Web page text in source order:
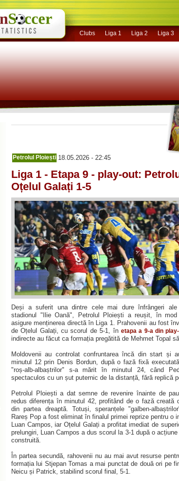
Clubs Liga 1 Liga 2 Liga 3
Petrolul Ploiești 18.05.2026 - 22:45
Liga 1 - Etapa 9 - play-out:
Oțelul Galați 1-5
Deși a suferit una dintre cele mai dure înfrângeri
stadionul "Ilie Oană", Petrolul Ploiești a reușit, în
asigure menținerea directă în Liga 1. Prahovenii au fost
de Oțelul Galați, cu scorul de 5-1, în etapa a 9-a din
indirecte au făcut ca formația pregătită de Mehmet Topal
Moldovenii au controlat confruntarea încă din start și
minutul 12 prin Denis Bordun, după o fază fixă
"roș-alb-albaștrilor" s-a mărit în minutul 24, când
spectaculos cu un șut puternic de la distanță, fără replică
Petrolul Ploiești a dat semne de revenire înainte de
redus diferența în minutul 42, profitând de o fază creată
din partea dreaptă. Totuși, speranțele "galben-
Rareș Pop a fost eliminat în finalul primei reprize pentru o
Luan Campos, iar Oțelul Galați a profitat imediat de
prelungiri, Luan Campos a dus scorul la 3-1 după o
construită.
În partea secundă, rahovenii nu au mai avut resurse
formația lui Stjepan Tomas a mai punctat de două ori pe
Neicu și Patrick, stabilind scorul final, 5-1.